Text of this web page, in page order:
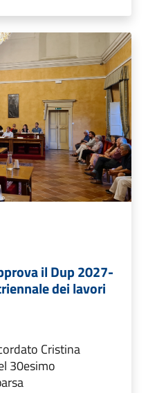
il Dup 2027-
dei lavori
Cristina
30esimo